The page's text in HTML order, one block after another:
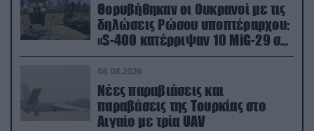
Θορυβήθηκαν οι Ουκρανοί με τις
δηλώσεις Ρώσου υποπτέραρχου:
«S-400 κατέρριψαν 10 MiG-29 σε
μόλις μια μέρα!»
06.08.2026
Νέες παραβιάσεις και
παραβάσεις της Τουρκίας στο
Αιγαίο με τρία UAV